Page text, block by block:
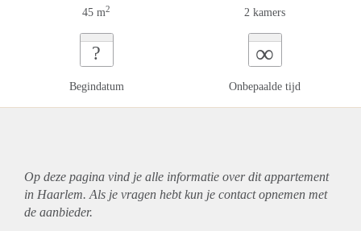
45 m2 2 kamers
?
Begindatum
∞
Onbepaalde tijd
Op deze pagina vind je alle informatie over ditappartement
in Haarlem. Als je vragen hebt kun je contact opnemen met
de aanbieder.